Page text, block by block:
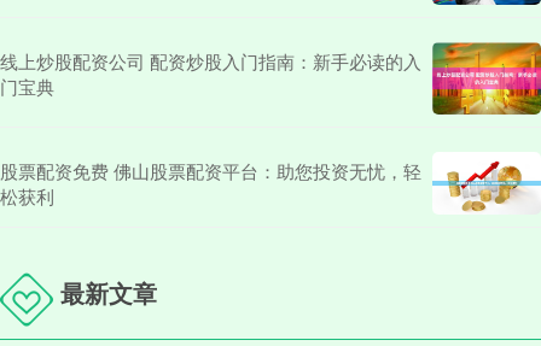
线上炒股配资公司 配资炒股入门指南：新手必读的入
门宝典
股票配资免费 佛山股票配资平台：助您投资无忧，轻
松获利
最新文章